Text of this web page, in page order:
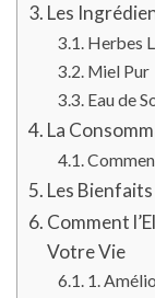
Les
Herbes
Miel Pur
Eau de
La
Les
Comment
Votre Vie
1.